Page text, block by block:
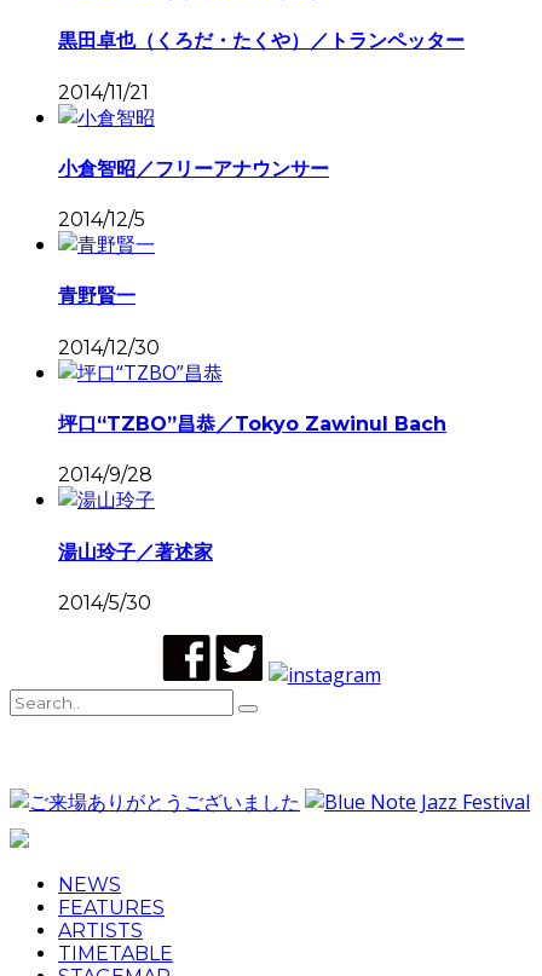
黒田卓也（くろだ・たくや）／トランペッター
2014/11/21
小倉智昭／フリーアナウンサー
2014/12/5
青野賢一
2014/12/30
坪口“TZBO”昌恭／Tokyo Zawinul Bach
2014/9/28
湯山玲子／著述家
2014/5/30
NEWS
FEATURES
ARTISTS
TIMETABLE